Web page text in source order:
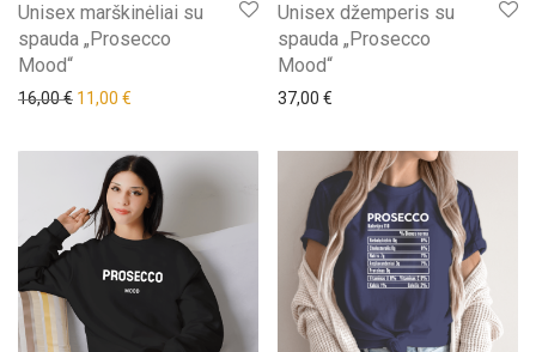
Unisex marškinėliai su
spauda „Prosecco
Mood“
16,00€ Original price was: 16,00 €.
11,00 € Current price is: 11,00 €.
Unisex džemperis su
spauda „Prosecco
Mood“
37,00 €